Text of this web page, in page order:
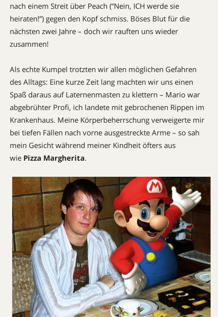
nach einem Streit über Peach (“Nein, ICH werde sie
heiraten!”) gegen den Kopf schmiss. Böses Blut für die
nächsten zwei Jahre – doch wir rauften uns wieder
zusammen!
Als echte Kumpel trotzten wir allen möglichen Gefahren
des Alltags: Eine kurze Zeit lang machten wir uns einen
Spaß daraus auf Laternenmasten zu klettern – Mario war
abgebrühter Profi, ich landete mit gebrochenen Rippen im
Krankenhaus. Meine Körperbeherrschung verweigerte mir
bei tiefen Fällen nach vorne ausgestreckte Arme – so sah
mein Gesicht während meiner Kindheit öfters aus
wie Pizza Margherita.